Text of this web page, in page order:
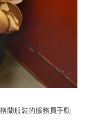
蘭服裝的服務員手動